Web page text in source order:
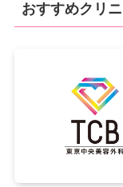
おすすめクリ